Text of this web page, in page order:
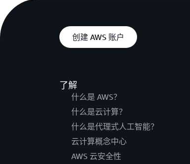
创建 AWS 账户
了解
什么是 AWS？
什么是云计算？
什么是代理式人工智能？
云计算概念中心
AWS 云安全性